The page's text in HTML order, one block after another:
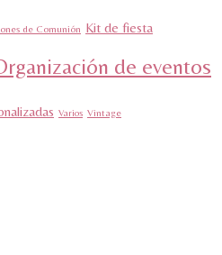
de Comunión Kit de fiesta
de eventos
Varios Vintage